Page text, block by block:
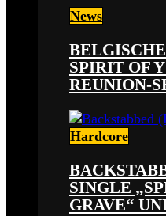
News
SPIRIT OF
REUNION-
Hardcore
SINGLE
GRAVE“